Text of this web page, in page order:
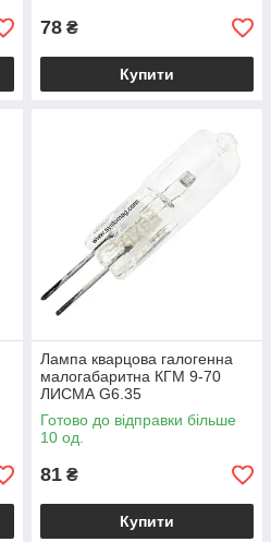
78 ₴
Купити
Лампа кварцова галогенна
малогабаритна КГМ 9-70
ЛИСМА G6.35
Готово до відправки більше
10 од.
81 ₴
Купити